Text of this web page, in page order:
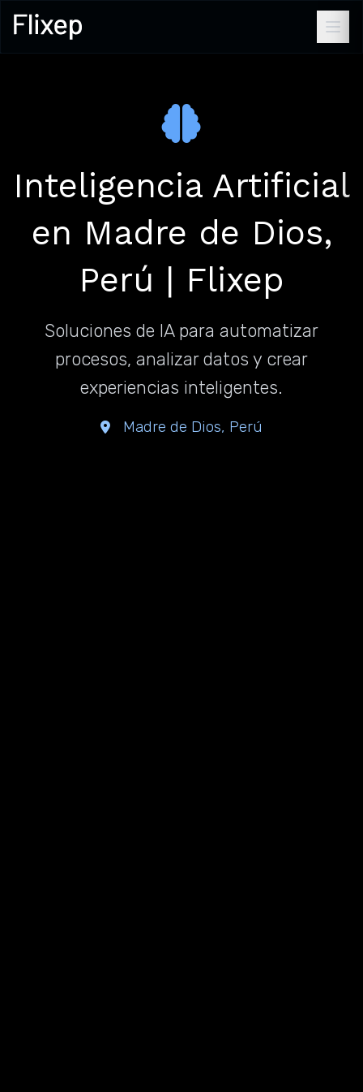
Inteligencia Artificial
en Madre de Dios,
Perú | Flixep
Soluciones de IA para automatizar
procesos, analizar datos y crear
experiencias inteligentes.
Madre de Dios, Perú